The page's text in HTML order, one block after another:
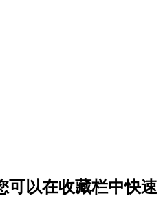
可以在收藏栏中快速